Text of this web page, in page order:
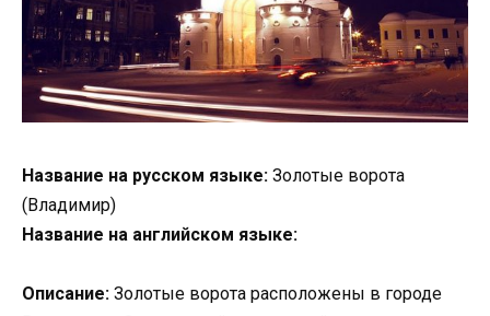
Название на русском языке: Золотые ворота
(Владимир)
Название на английском языке:
Описание: Золотые ворота расположены в городе